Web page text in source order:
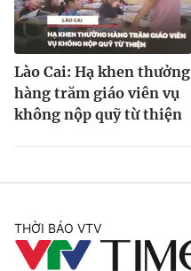
Lào Cai: Hạ khen thưởng
hàng trăm giáo viên vụ
không nộp quỹ từ thiện
THỜI BÁO VTV